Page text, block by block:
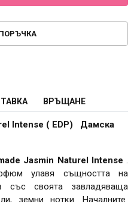
ВРЪЩАНЕ
Intense ( EDP) Дамска
Jasmin Naturel Intense .
улавя същността на
със своята завладяваща
земни нотки. Началните